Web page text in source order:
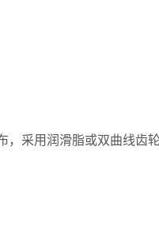
采用润滑脂或双曲线齿轮